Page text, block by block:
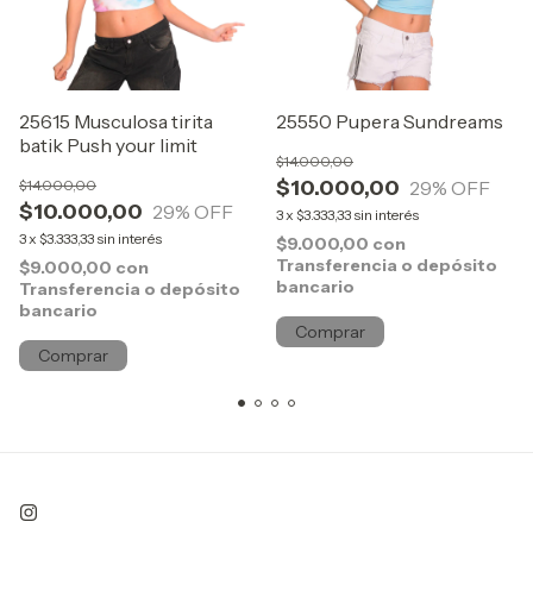
25615 Musculosa tirita
batik Push your limit
$10.000,00
$14.000,00
29% OFF
3x $3.333,33 sin interés
$9.000,00 con
Transferencia o depósito
bancario
Comprar
25550 Pupera Sundreams
$10.000,00
$14.000,00
29% OFF
3x $3.333,33 sin interés
$9.000,00 con
Transferencia o depósito
bancario
Comprar